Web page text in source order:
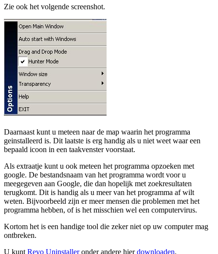
Zie ook het volgende screenshot.
Daarnaast kunt u meteen naar de map waarin het programma
geinstalleerd is. Dit laatste is erg handig als u niet weet waar een
bepaald icoon in een taakvenster voorstaat.
Als extraatje kunt u ook meteen het programma opzoeken met
google. De bestandsnaam van het programma wordt voor u
meegegeven aan Google, die dan hopelijk met zoekresultaten
terugkomt. Dit is handig als u meer van het programma af wilt
weten. Bijvoorbeeld zijn er meer mensen die problemen met het
programma hebben, of is het misschien wel een computervirus.
Kortom het is een handige tool die zeker niet op uw computer mag
ontbreken.
U kunt Revo Uninstalleronder andere hierdownloaden.